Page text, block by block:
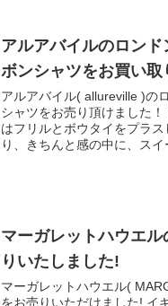
アルアバイルのロン
ボンシャツをお買い取
アルアバイル( allureville )の
シャツをお売り頂けました
はフリルとボウタイをプラ
り、きちんと感の中に、ス
マーガレットハウエ
りいたしました!
マーガレットハウエル(
をお売りいただけました! イ